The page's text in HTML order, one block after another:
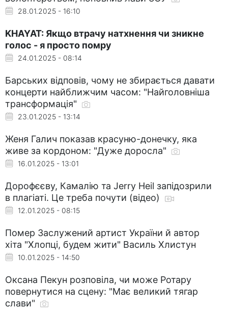
28.01.2025 - 16:10
KHAYAT: Якщо втрачу натхнення чи зникне
голос - я просто помру
24.01.2025 - 08:14
Барських відповів, чому не збирається давати
концерти найближчим часом: "Найголовніша
трансформація"
23.01.2025 - 13:14
Женя Галич показав красуню-донечку, яка
живе за кордоном: "Дуже доросла"
16.01.2025 - 13:01
Дорофєєву, Камалію та Jerry Heil запідозрили
в плагіаті. Це треба почути (відео)
12.01.2025 - 08:15
Помер Заслужений артист України й автор
хіта "Хлопці, будем жити" Василь Хлистун
10.01.2025 - 14:50
Оксана Пекун розповіла, чи може Ротару
повернутися на сцену: "Має великий тягар
слави"